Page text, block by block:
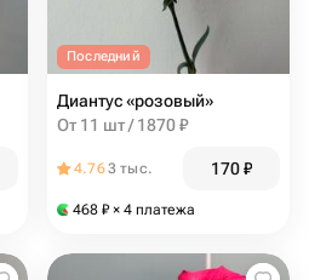
Последний
Диантус «розовый»
От 11 шт / 1870 ₽
4.763 тыс. 170₽
468 ₽ × 4 платежа